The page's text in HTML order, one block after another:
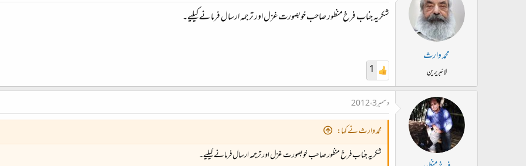
محمد وارث
لائبریرین
شکریہ جناب فرخ منظور صاحب خوبصورت غزل اور ترجمہ ارسال فرمانے کیلیے۔
1
دسمبر 3، 2012
محمد وارث نے کہا:
شکریہ جناب فرخ منظور صاحب خوبصورت غزل اور ترجمہ ارسال فرمانے کیلیے۔